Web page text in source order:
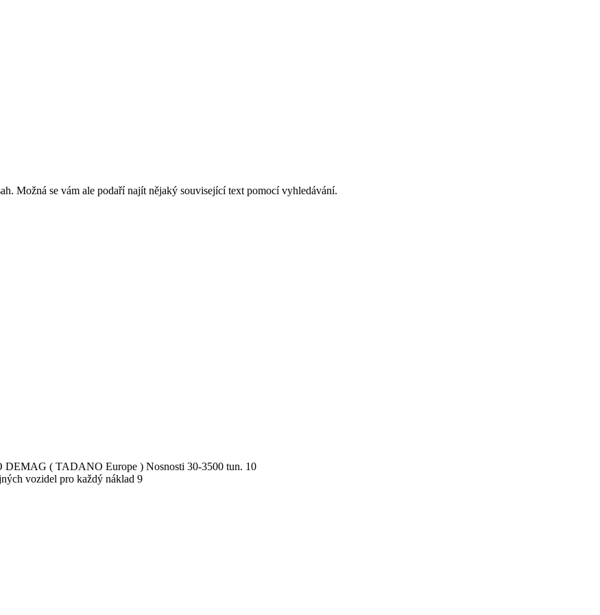
Možná se vám ale podaří najít nějaký související text pomocí vyhledávání.
DEMAG ( TADANO Europe ) Nosnosti 30-3500 tun. 10
vozidel pro každý náklad 9